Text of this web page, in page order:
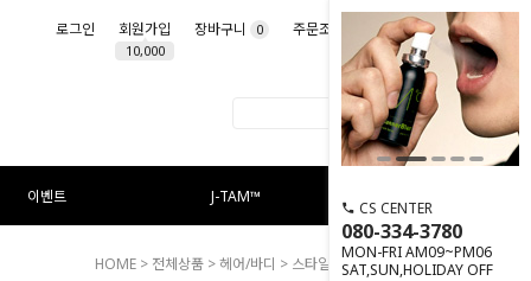
로그인 회원가입
10,000
장바구니 0 주문조회 마이페이지
이벤트 J-TAM™
CS CENTER
080-334-3780
MON-FRI AM09~PM06
SAT,SUN,HOLIDAY OFF
HOME > 전체상품 >헤어/바디 > 스타일 헤어 픽싱 스프레이